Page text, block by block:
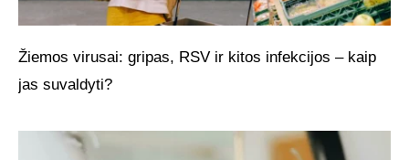
Žiemos virusai: gripas, RSV ir kitos infekcijos – kaip
jas suvaldyti?